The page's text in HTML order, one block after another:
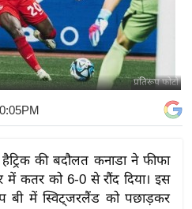
प्रतिरूप फोटो
की बदौलत कनाडा ने फीफा
में कतर को 6-0 से रौंद दिया। इस
बी में स्विट्जरलैंड को पछाड़कर